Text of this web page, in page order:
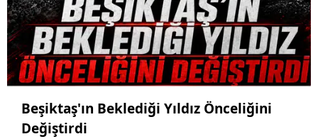
Beşiktaş'ın Beklediği Yıldız Önceliğini
Değiştirdi